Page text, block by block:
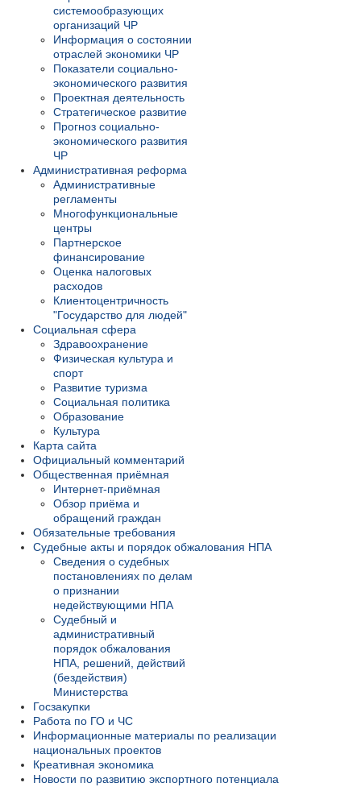
системообразующих
организаций ЧР
Информация о состоянии
отраслей экономики ЧР
Показатели социально-
экономического развития
Проектная деятельность
Стратегическое развитие
Прогноз социально-
экономического развития
ЧР
Административная реформа
Административные
регламенты
Многофункциональные
центры
Партнерское
финансирование
Оценка налоговых
расходов
Клиентоцентричность
"Государство для людей"
Социальная сфера
Здравоохранение
Физическая культура и
спорт
Развитие туризма
Социальная политика
Образование
Культура
Карта сайта
Официальный комментарий
Общественная приёмная
Интернет-приёмная
Обзор приёма и
обращений граждан
Обязательные требования
Судебные акты и порядок обжалования НПА
Сведения о судебных
постановлениях по делам
о признании
недействующими НПА
Судебный и
административный
порядок обжалования
НПА, решений, действий
(бездействия)
Министерства
Госзакупки
Работа по ГО и ЧС
Информационные материалы по реализации
национальных проектов
Креативная экономика
Новости по развитию экспортного потенциала